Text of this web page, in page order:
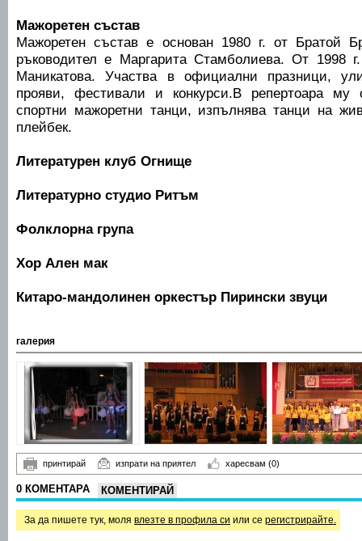
Мажоретен състав
Мажоретен състав е основан 1980 г. от Братой
ръководител е Маргарита Стамболиева. От 1998
Маникатова. Участва в официални празници,
прояви, фестивали и конкурси.В репертоара
спортни мажоретни танци, изпълнява танци на
плейбек.
Литературен клуб Огнище
Литературно студио Ритъм
Фолклорна група
Хор Ален мак
Китаро-мандолинен оркестър Пирински звуци
галерия
принтирай изпрати на приятел харесвам (0)
0 КОМЕНТАРА КОМЕНТИРАЙ
За да пишете тук, моля влезте в профила си или се регистрирайте.